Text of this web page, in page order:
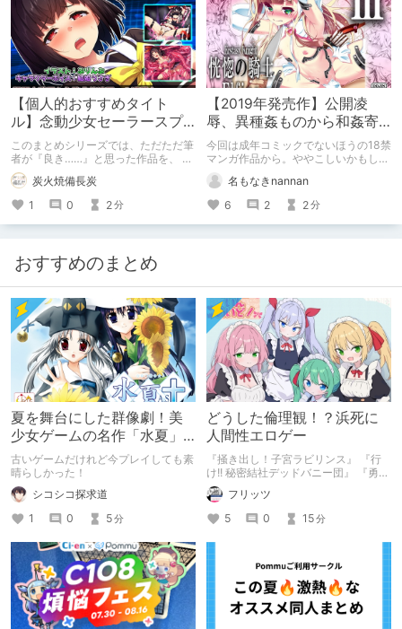
【個人的おすすめタイト
ル】念動少女セーラースプ
レンダー
このまとめシリーズでは、ただただ筆
者が『良き……』と思った作品を、 新
旧関係なしの気ままに紹介させていた
だきます。
炭火焼備長炭
1
0 2分
【2019年発売作】公開凌
辱、異種姦ものから和姦寄
りのもの等 エロマンガ作品
紹介
今回は成年コミックでないほうの18禁
マンガ作品から。ややこしいかもしれ
ませんが、紹介させていただきます。
(迷言、名言の類は、今回からしばら
く不定期になるかもしれません)
※12/29…タイトルの微編集、関連商品
追加などを行いました。
名もなきnannan
6
2 2分
おすすめのまとめ
夏を舞台にした群像劇！美
少女ゲームの名作「水夏」
を今こそ！
古いゲームだけれど今プレイしても素
晴らしかった！
シコシコ探求道
1
0 5分
どうした倫理観！？浜死に
人間性エロゲー
『掻き出し！子宮ラビリンス』 『行
け!! 秘密結社デッドバニー団』 『勇者
ミアとツンツン猫サキュバス ~それで
も勇者はコロせない!~』 『めいどいん
めいど！』 本記事はねくすとテーマ
「人に薦めづらいけど好きな作
品」”ではない”です。 好きだったら人
に薦めるのは当たり前だよなぁ！？
フリッツ
5
0 15分